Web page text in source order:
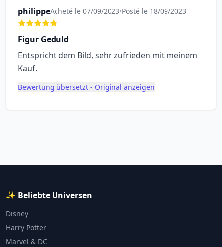
philippeAcheté le 07/09/2023•Posté le 18/09/2023
Figur Geduld
Entspricht dem Bild, sehr zufrieden mit meinem
Kauf.
Bewertung übersetzt - Original anzeigen
✨ Beliebte Universen
Disney
Harry Potter
Marvel & DC